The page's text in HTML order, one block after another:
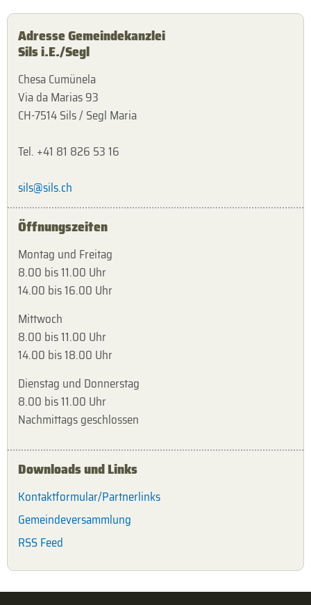
Adresse Gemeindekanzlei
Sils i.E./Segl
Chesa Cumünela
Via da Marias 93
CH-7514 Sils / Segl Maria
Tel. +41 81 826 53 16
sils@sils.ch
Öffnungszeiten
Montag und Freitag
8.00 bis 11.00 Uhr
14.00 bis 16.00 Uhr
Mittwoch
8.00 bis 11.00 Uhr
14.00 bis 18.00 Uhr
Dienstag und Donnerstag
8.00 bis 11.00 Uhr
Nachmittags geschlossen
Downloads und Links
Kontaktformular/Partnerlinks
Gemeindeversammlung
RSS Feed